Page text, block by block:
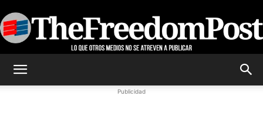
Publicidad